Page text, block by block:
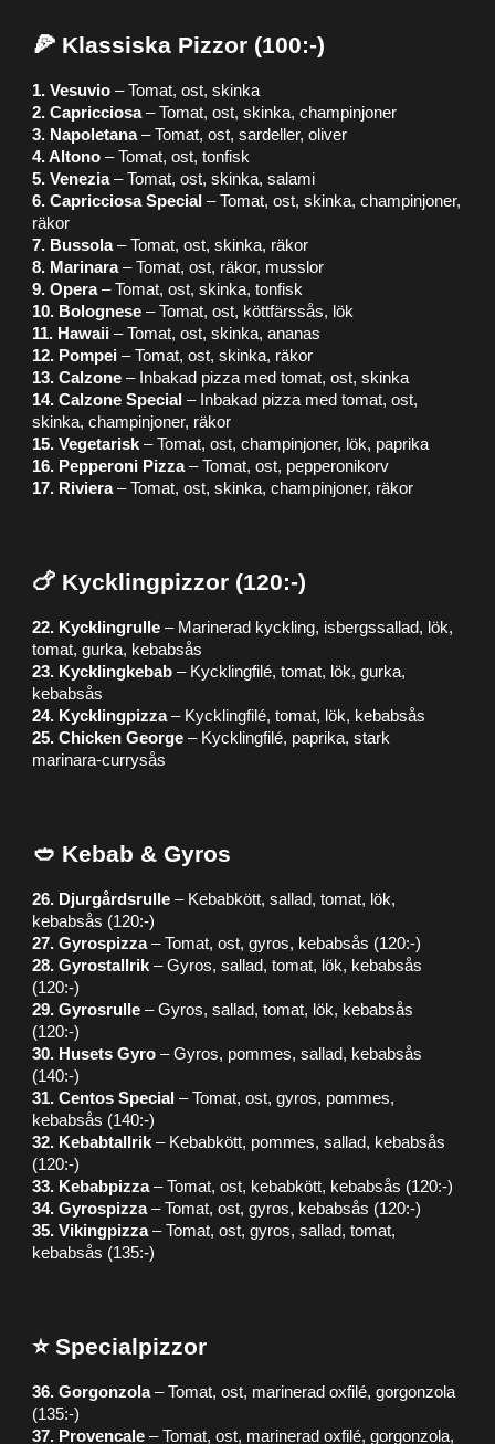
🍕 Klassiska Pizzor (100:-)
1. Vesuvio – Tomat, ost, skinka
2. Capricciosa– Tomat, ost, skinka, champinjoner
3. Napoletana– Tomat, ost, sardeller, oliver
4. Altono – Tomat, ost, tonfisk
5. Venezia– Tomat, ost, skinka, salami
6. Capricciosa Special – Tomat, ost, skinka, champinjoner,
räkor
7. Bussola– Tomat, ost, skinka, räkor
8. Marinara– Tomat, ost, räkor, musslor
9. Opera– Tomat, ost, skinka, tonfisk
10. Bolognese – Tomat, ost, köttfärssås, lök
11. Hawaii – Tomat, ost, skinka, ananas
12. Pompei – Tomat, ost, skinka, räkor
13. Calzone – Inbakad pizza med tomat, ost, skinka
14. Calzone Special – Inbakad pizza med tomat, ost,
skinka, champinjoner, räkor
15. Vegetarisk – Tomat, ost, champinjoner, lök, paprika
16. Pepperoni Pizza– Tomat, ost, pepperonikorv
17. Riviera– Tomat, ost, skinka, champinjoner, räkor
🍗 Kycklingpizzor (120:-)
22. Kycklingrulle – Marinerad kyckling, isbergssallad, lök,
tomat, gurka, kebabsås
23. Kycklingkebab – Kycklingfilé, tomat, lök, gurka,
kebabsås
24. Kycklingpizza– Kycklingfilé, tomat, lök, kebabsås
25. Chicken George – Kycklingfilé, paprika, stark
marinara-currysås
🥙 Kebab & Gyros
26. Djurgårdsrulle – Kebabkött, sallad, tomat, lök,
kebabsås (120:-)
27. Gyrospizza– Tomat, ost, gyros, kebabsås (120:-)
28. Gyrostallrik – Gyros, sallad, tomat, lök, kebabsås
(120:-)
29. Gyrosrulle – Gyros, sallad, tomat, lök, kebabsås
(120:-)
30. Husets Gyro – Gyros, pommes, sallad, kebabsås
(140:-)
31. Centos Special – Tomat, ost, gyros, pommes,
kebabsås (140:-)
32. Kebabtallrik – Kebabkött, pommes, sallad, kebabsås
(120:-)
33. Kebabpizza– Tomat, ost, kebabkött, kebabsås (120:-)
34. Gyrospizza– Tomat, ost, gyros, kebabsås (120:-)
35. Vikingpizza– Tomat, ost, gyros, sallad, tomat,
kebabsås (135:-)
⭐ Specialpizzor
36. Gorgonzola– Tomat, ost, marinerad oxfilé, gorgonzola
(135:-)
37. Provencale – Tomat, ost, marinerad oxfilé, gorgonzola,